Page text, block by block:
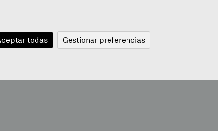
JANGELA BLOGA BERRIAK
todas Gestionar preferencias